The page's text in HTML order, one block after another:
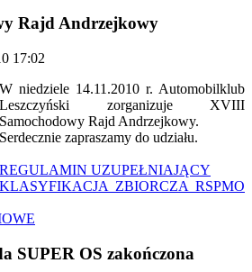
Rajd Andrzejkowy
17:02
W niedziele 14.11.2010 r. Automobilklub
Leszczyński zorganizuje XVIII
Samochodowy Rajd Andrzejkowy.
Serdecznie zapraszamy do udziału.
REGULAMIN UZUPEŁNIAJĄCY
KLASYFIKACJA ZBIORCZA RSPMO
SUPER OS zakończona